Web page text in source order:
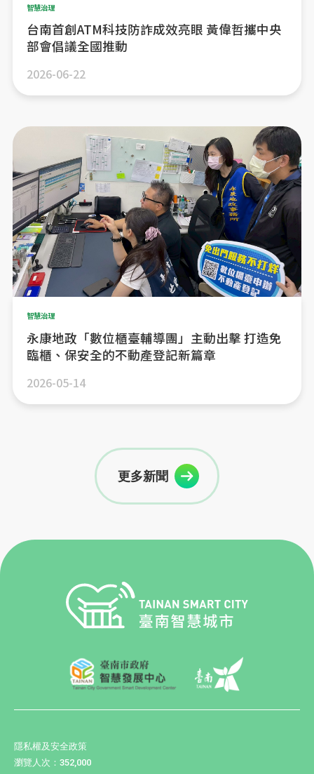
台南首創ATM科技防詐成效亮眼 黃偉哲攜中央
部會倡議全國推動
智慧治理
2026-06-22
永康地政「數位櫃臺輔導團」主動出擊 打造免
臨櫃、保安全的不動產登記新篇章
智慧治理
2026-05-14
更多新聞
隱私權及安全政策
瀏覽人次：352,000